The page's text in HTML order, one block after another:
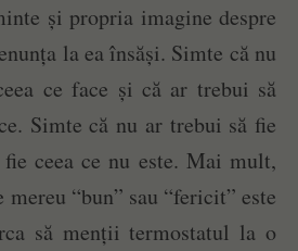
și propria imagine despre
la ea însăși. Simte că nu
ce face și că ar trebui să
Simte că nu ar trebui să fie
fie ceea ce nu este. Mai mult,
“bun” sau “fericit” este
să menții termostatul la o